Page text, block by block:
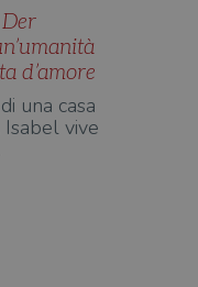
d’amore
una casa
vive